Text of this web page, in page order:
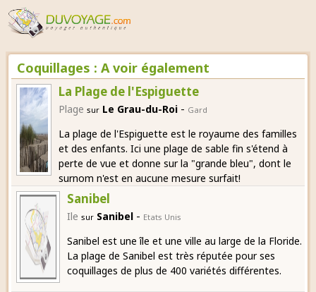
Coquillages : A voir également
La Plage de l'Espiguette
Plage sur Le Grau-du-Roi - Gard
La plage de l'Espiguette est le royaume des familles
et des enfants. Ici une plage de sable fin s'étend à
perte de vue et donne sur la "grande bleu", dont le
surnom n'est en aucune mesure surfait!
Sanibel
Ile sur Sanibel - Etats Unis
Sanibel est une île et une ville au large de la Floride.
La plage de Sanibel est très réputée pour ses
coquillages de plus de 400 variétés différentes.